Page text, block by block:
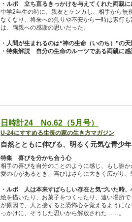
・ルポ 立ち直るきっかけを与えてくれた両親に
中学2年生の時に、親友とケンカし、相手から無
なくなり、将来への焦りや不安から一時は素行
は、両親への感謝の思いだった。
・人間が生まれるのは“神の生命（いのち）”の
・特集解説 自分の生命のルーツである両親に感
日時計24 No.62（5月号）
U-24にすすめる生長の家の生き方マガジン
自然とともに伸びる、明るく元気な青少
特集 喜びを分かち合う心
相手の喜びを自分のことのように感じ、もし誰
愛の心があるとき、喜びはさらに大きく広がり、
・ルポ 人は本来すばらしい存在と気づいた時、
絵を描いたり、お菓子をつくったり、遠い場所
が原因で、人と接すると恐怖心を覚えるように
っかけに、そうした思いから解放された……。